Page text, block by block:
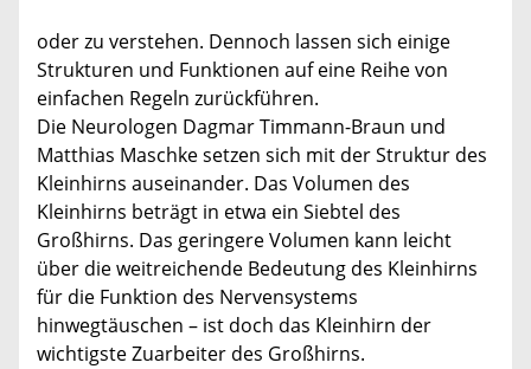
oder zu verstehen. Dennoch lassen sich einige
Strukturen und Funktionen auf eine Reihe von
einfachen Regeln zurückführen.
Die Neurologen Dagmar Timmann-Braun und
Matthias Maschke setzen sich mit der Struktur des
Kleinhirns auseinander. Das Volumen des
Kleinhirns beträgt in etwa ein Siebtel des
Großhirns. Das geringere Volumen kann leicht
über die weitreichende Bedeutung des Kleinhirns
für die Funktion des Nervensystems
hinwegtäuschen – ist doch das Kleinhirn der
wichtigste Zuarbeiter des Großhirns.